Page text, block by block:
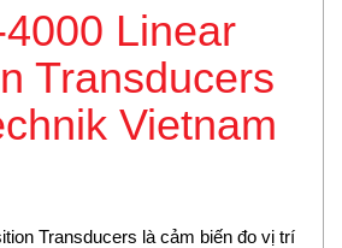
Linear
Transducers
Vietnam
Transducers là cảm biến đo vị trí